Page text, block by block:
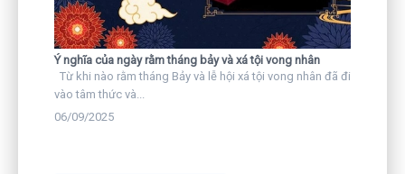
Ý nghĩa của ngày rằm tháng bảy và xá tội vong nhân
Từ khi nào rằm tháng Bảy và lễ hội xá tội vong nhân đã đi
vào tâm thức và...
06/09/2025